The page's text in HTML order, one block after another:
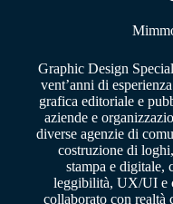
Graphic Design
vent’anni di
grafica editoriale e
aziende e
diverse agenzie di
costruzione di
stampa e digitale,
leggibilità, UX/UI e
collaborato con realtà